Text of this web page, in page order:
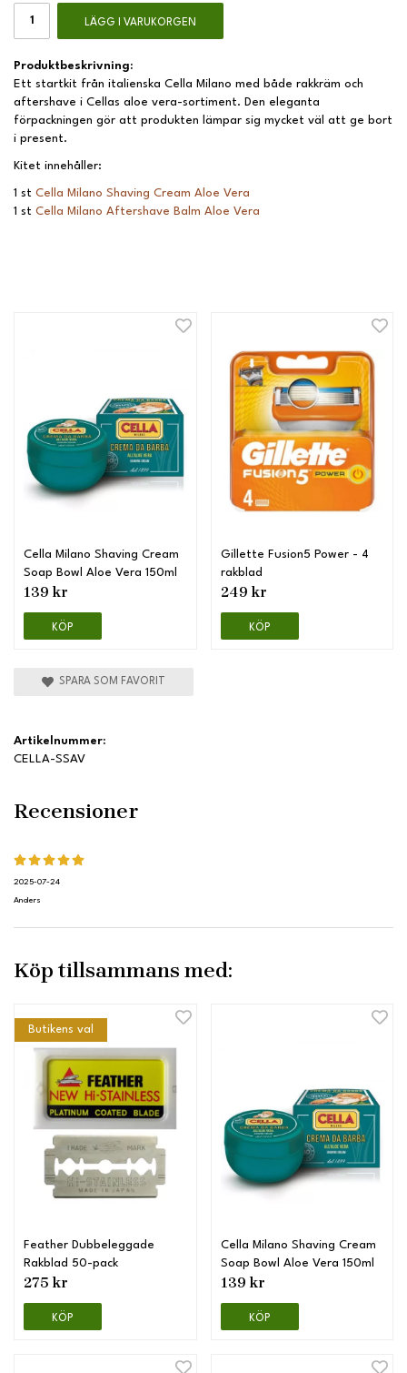
LÄGG I VARUKORGEN
Produktbeskrivning:
Ett startkit från italienska Cella Milano med både rakkräm och
aftershave i Cellas aloe vera-sortiment. Den eleganta
förpackningen gör att produkten lämpar sig mycket väl att ge bort
i present.
Kitet innehåller:
1 st Cella Milano Shaving Cream A loe Vera
1 st Cella Milano Aftershave Balm Aloe Vera
Cella Milano Shaving Cream
Soap Bowl Aloe Vera 150ml
139 kr
KÖP
Gillette Fusion5 Power - 4
rakblad
249 kr
KÖP
SPARA SOM FAVORIT
Artikelnummer:
CELLA-SSAV
Recensioner
2025-07-24
Anders
Köp tillsammans med:
Butikens val
Feather Dubbeleggade
Rakblad 50-pack
275 kr
KÖP
Cella Milano Shaving Cream
Soap Bowl Aloe Vera 150ml
139 kr
KÖP